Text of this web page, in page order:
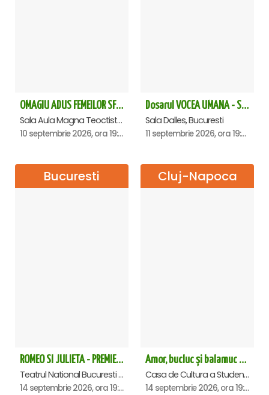
OMAGIU ADUS FEMEILOR SFINTE - Ana Nuță
Sala Aula Magna Teoctist Patriarhul, Palatul Patriarhiei, Bucuresti
10 septembrie 2026, ora 19:00
Dosarul VOCEA UMANA - Sala Dalles
Sala Dalles, Bucuresti
11 septembrie 2026, ora 19:30
Bucuresti
ROMEO SI JULIETA - PREMIERA OFICIALA - Bucuresti
Teatrul National Bucuresti - Sala Ion Caramitru, Bucuresti
14 septembrie 2026, ora 19:00
Cluj-Napoca
Amor, bucluc și balamuc - Premiera națională - Cluj Napoca
Casa de Cultura a Studentilor Dumitru Farcas, Cluj-Napoca
14 septembrie 2026, ora 19:30